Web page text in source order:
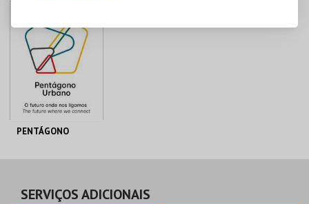
PENTÁGONO
AQUISIÇÃO
SERVIÇOS ADICIONAIS